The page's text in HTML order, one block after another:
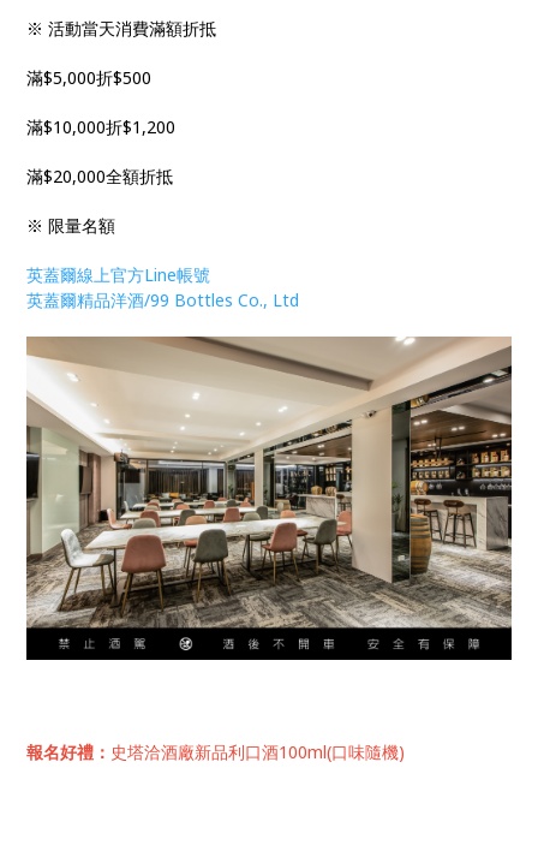
※ 活動當天消費滿額折抵
滿$5,000折$500
滿$10,000折$1,200
滿$20,000全額折抵
※ 限量名額
英蓋爾線上官方Line帳號
英蓋爾精品洋酒/99 Bottles Co., Ltd
報名好禮： 史塔洽酒廠新品利口酒100ml(口味隨機)